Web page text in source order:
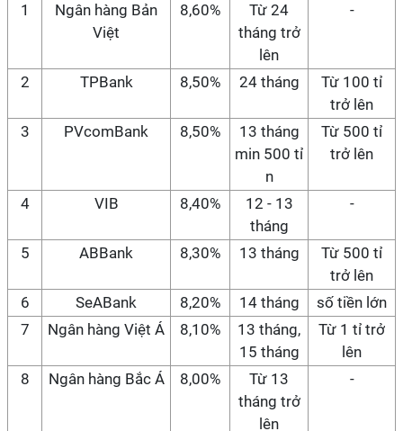
1
Ngân hàng Bản
Việt
8,60%
Từ 24
tháng trở
lên
-
2 TPBank 8,50% 24 tháng
Từ 100 tỉ
trở lên
3
PVcomBank 8,50%
13 tháng
min 500 tỉ
n
Từ 500 tỉ
trở lên
4 VIB 8,40%
12 - 13
tháng
-
5 ABBank 8,30% 13 tháng
Từ 500 tỉ
trở lên
6
SeABank 8,20% 14 tháng
số tiền lớn
7
Ngân hàng Việt Á 8,10%
13 tháng,
15 tháng
Từ 1 tỉ trở
lên
8
Ngân hàng Bắc Á 8,00%
Từ 13
tháng trở
lên
-